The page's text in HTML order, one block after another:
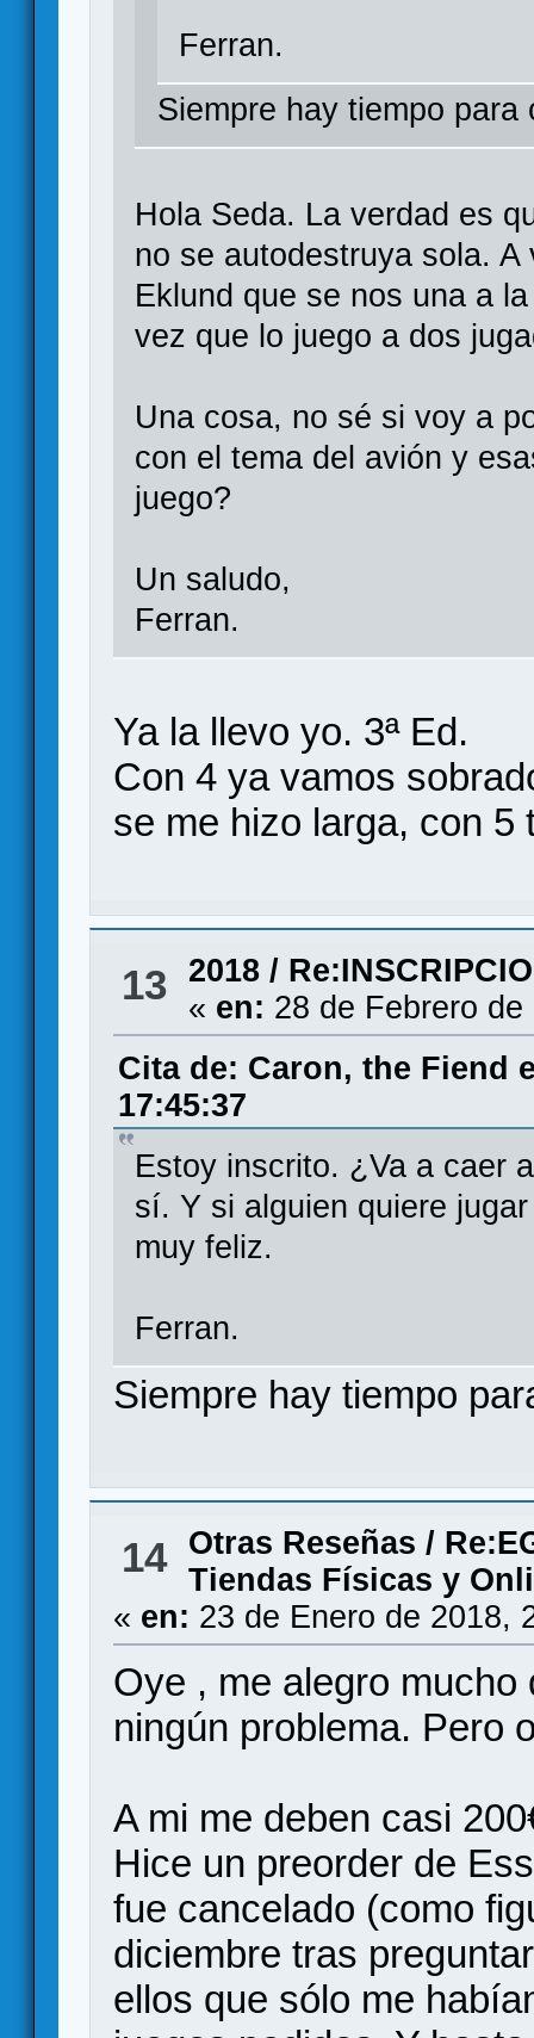
Ferran.
Siempre hay tiempo
Hola Seda. La verdad es
no se autodestruya sola.
Eklund que se nos una a
vez que lo juego a dos
Una cosa, no sé si voy a
con el tema del avión y
juego?
Un saludo,
Ferran.
Ya la llevo yo. 3ª Ed.
Con 4 ya vamos
se me hizo larga, con 5
13 2018/
« en: 28 de Febrero
Cita de: Caron, the Fiend
17:45:37
Estoy inscrito. ¿Va a caer
sí. Y si alguien quiere
muy feliz.
Ferran.
Siempre hay tiempo
14 Otras Reseñas /
Tiendas Físicas y
« en: 23 de Enero de 2018,
Oye , me alegro
ningún problema. Pero
A mi me deben casi
Hice un preorder de
fue cancelado (como
diciembre tras
ellos que sólo me